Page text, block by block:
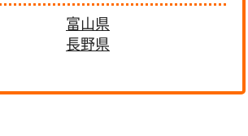
富山県
長野県